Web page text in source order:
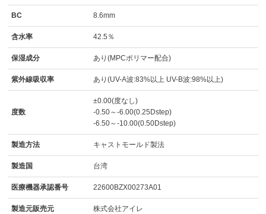
BC 8.6mm
含水率 42.5％
保湿成分 あり(MPCポリマー配合)
紫外線吸収率 あり(UV-A波:83%以上 UV-B波:98%以上)
度数
±0.00(度なし)
-0.50～-6.00(0.25Dstep)
-6.50～-10.00(0.50Dstep)
製造方法 キャストモールド製法
製造国 台湾
医療機器承認番号 22600BZX00273A01
製造元販売元 株式会社アイレ